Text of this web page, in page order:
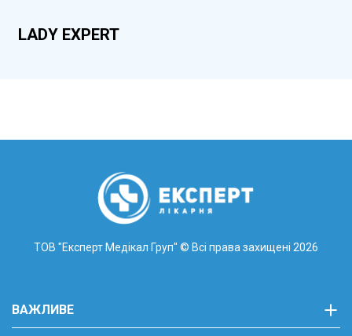
LADY EXPERT
ТОВ "Експерт Медікал Груп" © Всі права захищені 2026
ВАЖЛИВЕ